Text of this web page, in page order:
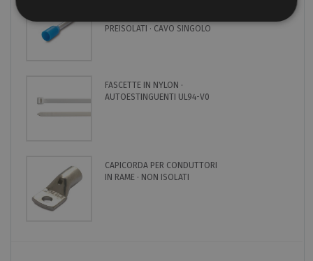
PREISOLATI · CAVO SINGOLO
FASCETTE IN NYLON ·
AUTOESTINGUENTI UL94-V0
CAPICORDA PER CONDUTTORI
IN RAME · NON ISOLATI